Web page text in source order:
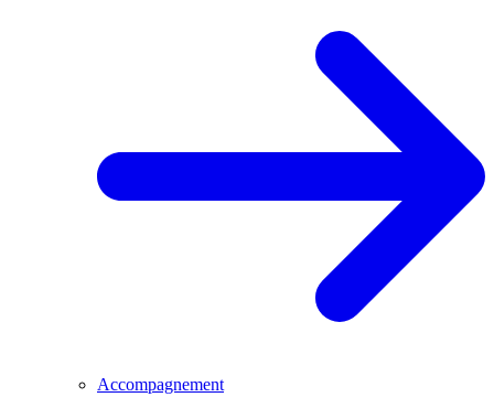
Accompagnement